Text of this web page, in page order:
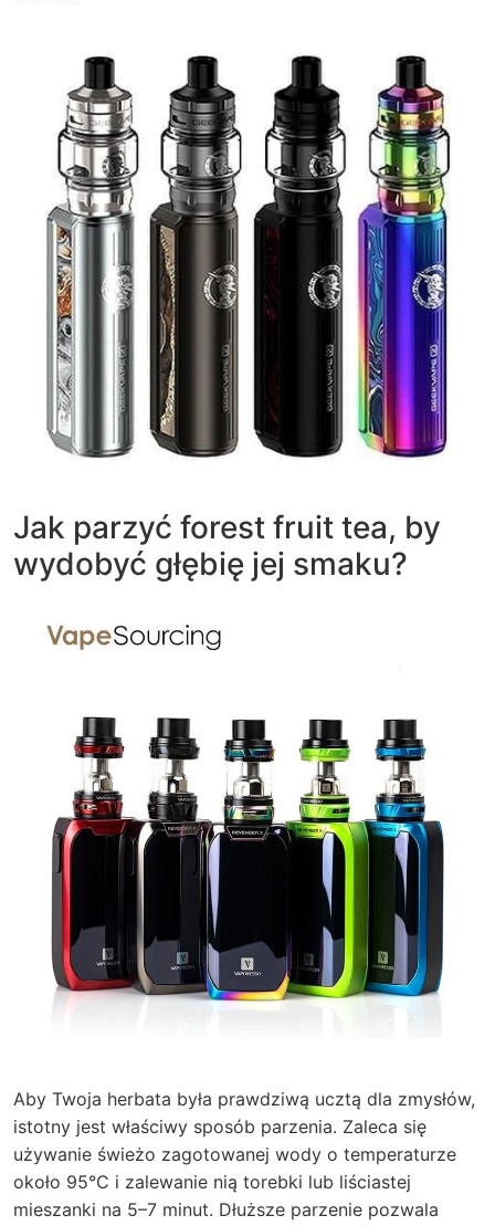
Jak parzyć forest fruit tea, by
wydobyć głębię jej smaku?
Aby Twoja herbata była prawdziwą ucztą dla zmysłów,
istotny jest właściwy sposób parzenia. Zaleca się
używanie świeżo zagotowanej wody o temperaturze
około 95°C i zalewanie nią torebki lub liściastej
mieszanki na 5–7 minut. Dłuższe parzenie pozwala